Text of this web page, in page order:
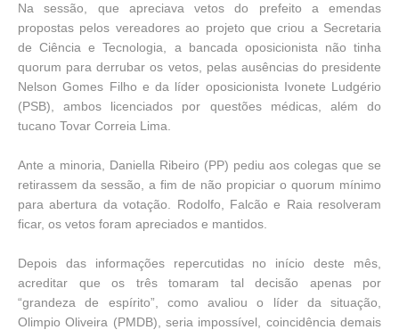
Na sessão, que apreciava vetos do prefeito a emendas
propostas pelos vereadores ao projeto que criou a Secretaria
de Ciência e Tecnologia, a bancada oposicionista não tinha
quorum para derrubar os vetos, pelas ausências do presidente
Nelson Gomes Filho e da líder oposicionista Ivonete Ludgério
(PSB), ambos licenciados por questões médicas, além do
tucano Tovar Correia Lima.
Ante a minoria, Daniella Ribeiro (PP) pediu aos colegas que se
retirassem da sessão, a fim de não propiciar o quorum mínimo
para abertura da votação. Rodolfo, Falcão e Raia resolveram
ficar, os vetos foram apreciados e mantidos.
Depois das informações repercutidas no início deste mês,
acreditar que os três tomaram tal decisão apenas por
“grandeza de espírito”, como avaliou o líder da situação,
Olimpio Oliveira (PMDB), seria impossível, coincidência demais